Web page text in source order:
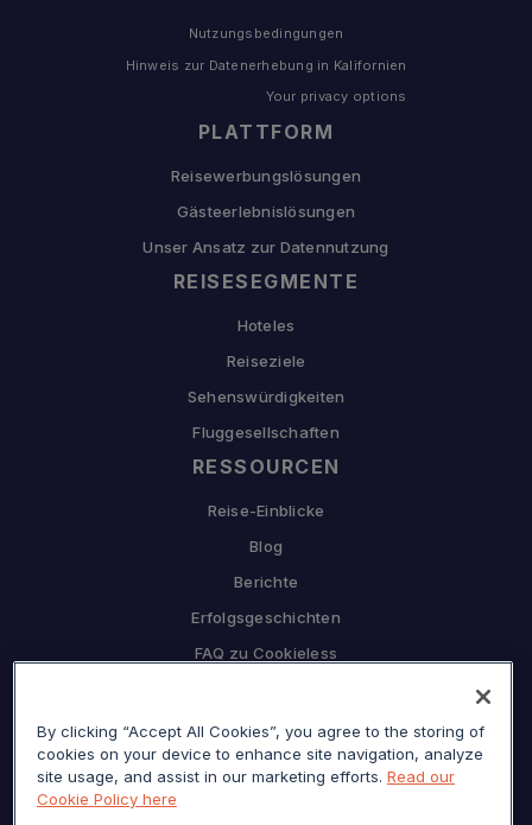
PLATTFORM
Reisewerbungslösungen
Gästeerlebnislösungen
Unser Ansatz zur Datennutzung
REISESEGMENTE
Hoteles
Reiseziele
Sehenswürdigkeiten
Fluggesellschaften
RESSOURCEN
Reise-Einblicke
Blog
Berichte
Erfolgsgeschichten
FAQ zu Cookieless
Warum Sojern
Nutzungsbedingungen
Hinweis zur Datenerhebung in Kalifornien
Your privacy options
By clicking “Accept All Cookies”, you agree to the storing of
cookies on your device to enhance site navigation, analyze
site usage, and assist in our marketing efforts. Read our
Cookie Policy here